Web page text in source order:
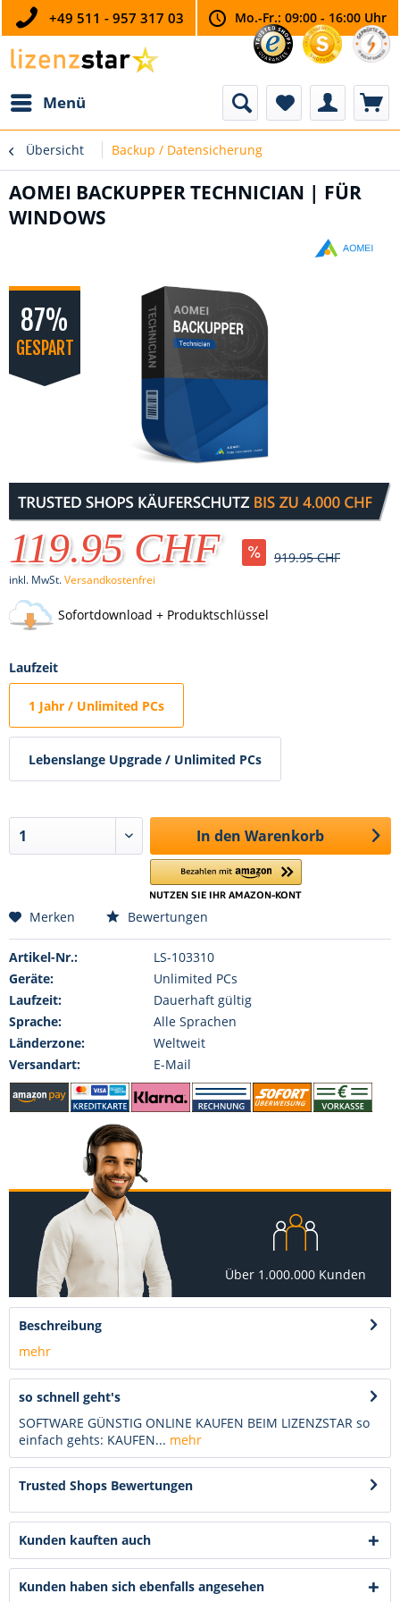
+49 511 - 957 317 03 Mo.-Fr.: 09:00 - 16:00 Uhr
Menü
Übersicht Backup / Datensicherung
AOMEI BACKUPPER TECHNICIAN | FÜR
WINDOWS
87%
GESPART
119.95 CHF 919.95 CHF
inkl. MwSt.Versandkostenfrei
Sofortdownload + Produktschlüssel
Laufzeit
1 Jahr / Unlimited PCs
Lebenslange Upgrade / Unlimited PCs
In den Warenkorb
Merken Bewertungen
Artikel-Nr.:
LS-103310
Geräte:
Unlimited PCs
Laufzeit:
Dauerhaft gültig
Sprache:
Alle Sprachen
Länderzone:
Weltweit
Versandart:
E-Mail
Über 1.000.000 Kunden
Beschreibung
mehr
so schnell geht's
SOFTWARE GÜNSTIG ONLINE KAUFEN BEIM LIZENZSTAR so
einfach gehts: KAUFEN... mehr
Trusted Shops Bewertungen
Kunden kauften auch
Kunden haben sich ebenfalls angesehen